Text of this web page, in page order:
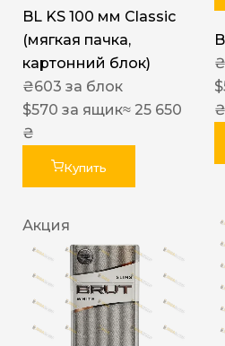
BL KS 100 мм Classic
(мягкая пачка,
картонний блок)
₴603 за блок
$570 за ящик≈ 25 650
₴
Купить
₴
$
₴
Акция